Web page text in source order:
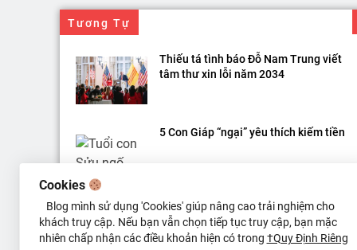
Tương Tự
Thiếu tá tình báo Đỗ Nam Trung viết
tâm thư xin lỗi năm 2034
5 Con Giáp “ngại” yêu thích kiếm tiền
Gọi Tên các loại tiền trong tiếng Anh
Cookies
Blog mình sử dụng 'Cookies' giúp nâng cao trải nghiệm cho
khách truy cập. Nếu bạn vẫn chọn tiếp tục truy cập, bạn mặc
nhiên chấp nhận các điều khoản hiện có trong †Quy Định Riêng